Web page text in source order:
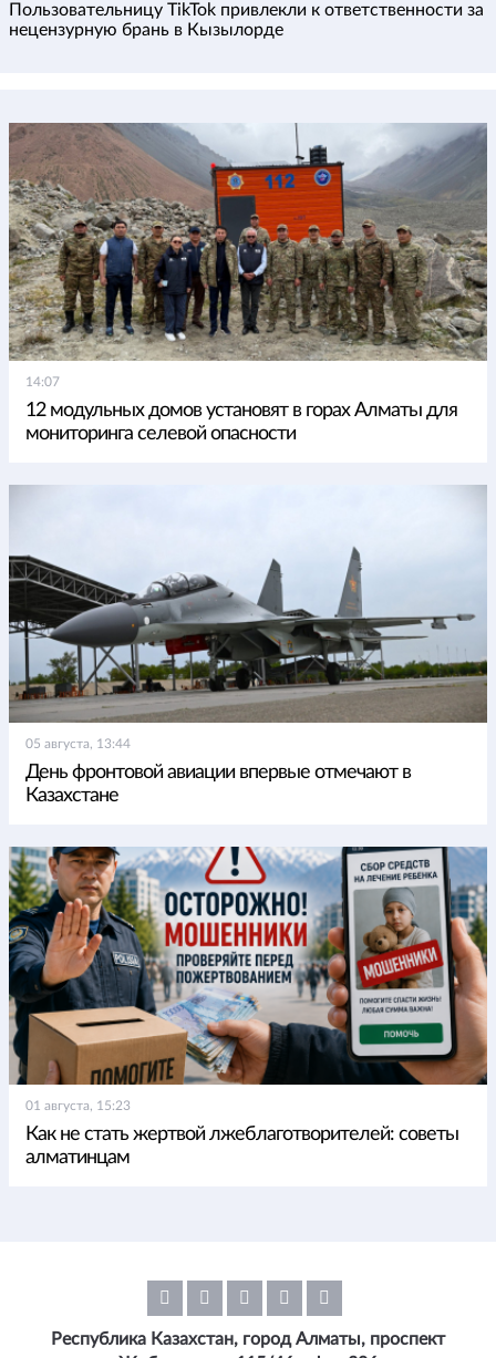
Пользовательницу TikTok привлекли к ответственности за
нецензурную брань в Кызылорде
14:07
12 модульных домов установят в горах Алматы для
мониторинга селевой опасности
05 августа, 13:44
День фронтовой авиации впервые отмечают в
Казахстане
01 августа, 15:23
Как не стать жертвой лжеблаготворителей: советы
алматинцам
Республика Казахстан, город Алматы, проспект